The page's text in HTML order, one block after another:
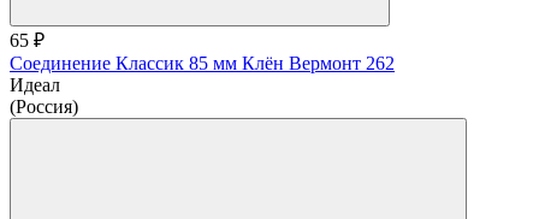
65 ₽
Соединение Классик 85 мм Клён Вермонт 262
Идеал
(Россия)